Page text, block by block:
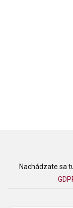
Nachádzate sa